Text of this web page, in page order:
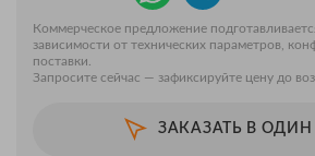
Коммерческое предложение
зависимости от технических параметров,
поставки.
Запросите сейчас — зафиксируйте цену до
ЗАКАЗАТЬ В